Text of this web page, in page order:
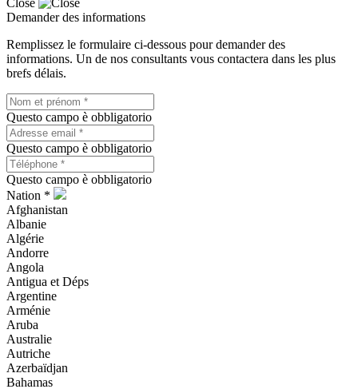
Demander des informations
Remplissez le formulaire ci-dessous pour demander des
informations. Un de nos consultants vous contactera dans les plus
brefs délais.
Questo campo è obbligatorio
Questo campo è obbligatorio
Questo campo è obbligatorio
Nation *
Afghanistan
Albanie
Algérie
Andorre
Angola
Antigua et Déps
Argentine
Arménie
Aruba
Australie
Autriche
Azerbaïdjan
Bahamas